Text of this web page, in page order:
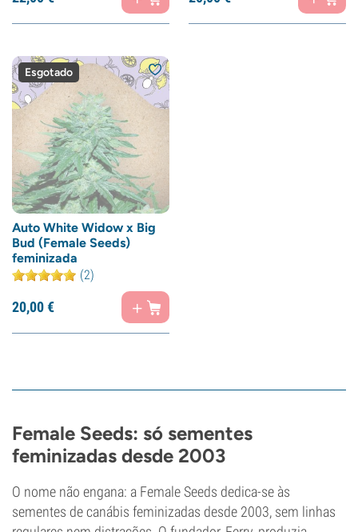
Esgotado
Auto White Widow x Big
Bud (Female Seeds)
feminizada
(2)
20,00€
Female Seeds: só sementes
feminizadas desde 2003
O nome não engana: a Female Seeds dedica-se às
sementes de canábis feminizadas desde 2003, sem linhas